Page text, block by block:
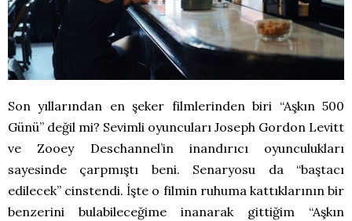
Son yıllarından en şeker filmlerinden biri “Aşkın 500
Günü” değil mi? Sevimli oyuncuları Joseph Gordon Levitt
ve Zooey Deschannel’in inandırıcı oyunculukları
sayesinde çarpmıştı beni. Senaryosu da “baştacı
edilecek” cinstendi. İşte o filmin ruhuma kattıklarının bir
benzerini bulabileceğime inanarak gittiğim “Aşkın